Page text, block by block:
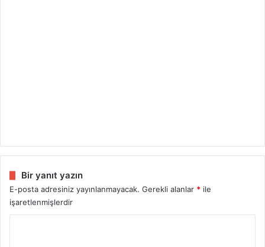
Bir yanıt yazın
E-posta adresiniz yayınlanmayacak. Gerekli alanlar * ile
işaretlenmişlerdir